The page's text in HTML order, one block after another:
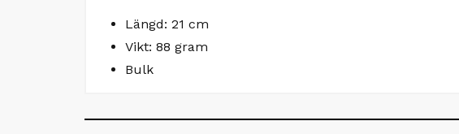
Längd: 21 cm
Vikt: 88 gram
Bulk